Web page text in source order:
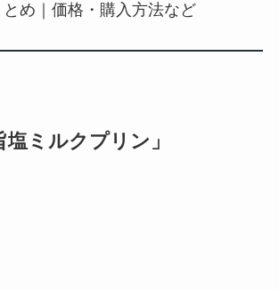
め｜価格・購入方法など
塩ミルクプリン」